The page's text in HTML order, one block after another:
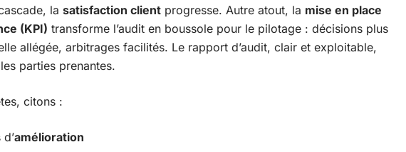
la satisfaction client progresse. Autre atout, la mise en place
(KPI) transforme l’audit en boussole pour le pilotage : décisions plus
allégée, arbitrages facilités. Le rapport d’audit, clair et exploitable,
parties prenantes.
citons :
amélioration